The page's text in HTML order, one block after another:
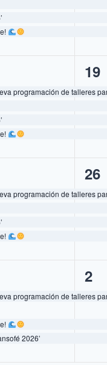
programación de talleres
4
19
programación de talleres
4
26
programación de talleres
2026’
3
2